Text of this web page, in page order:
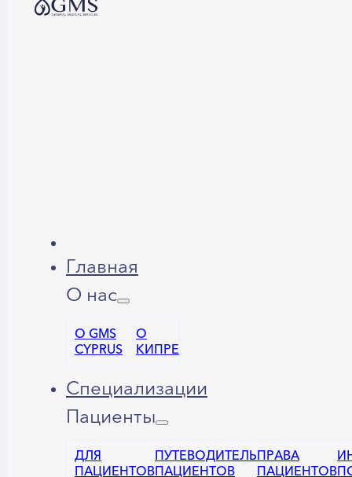
Главная
О нас
О GMS
CYPRUS
О
КИПРЕ
Специализации
Пациенты
ДЛЯ
ПАЦИЕНТОВ
ПУТЕВОДИТЕЛЬ
ПАЦИЕНТОВ
ПРАВА
ПАЦИЕНТОВ